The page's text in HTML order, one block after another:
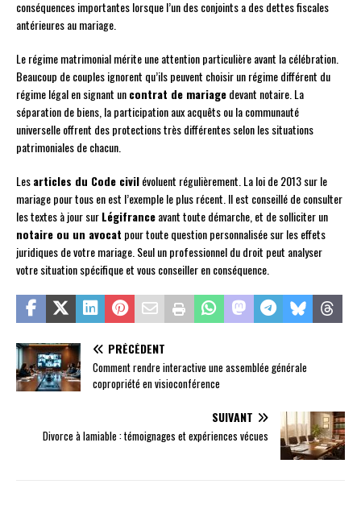
conséquences importantes lorsque l’un des conjoints a des dettes fiscales
antérieures au mariage.
Le régime matrimonial mérite une attention particulière avant la célébration.
Beaucoup de couples ignorent qu’ils peuvent choisir un régime différent du
régime légal en signant uncontrat de mariagedevant notaire. La
séparation de biens, la participation aux acquêts ou la communauté
universelle offrent des protections très différentes selon les situations
patrimoniales de chacun.
Lesarticles du Code civilévoluent régulièrement. La loi de 2013 sur le
mariage pour tous en est l’exemple le plus récent. Il est conseillé de consulter
les textes à jour surLégifranceavant toute démarche, et de solliciter un
notaire ou un avocat pour toute question personnalisée sur les effets
juridiques de votre mariage. Seul un professionnel du droit peut analyser
votre situation spécifique et vous conseiller en conséquence.
PRÉCÉDENT
Comment rendre interactive une assemblée générale
copropriété en visioconférence
SUIVANT
Divorce à lamiable : témoignages et expériences vécues